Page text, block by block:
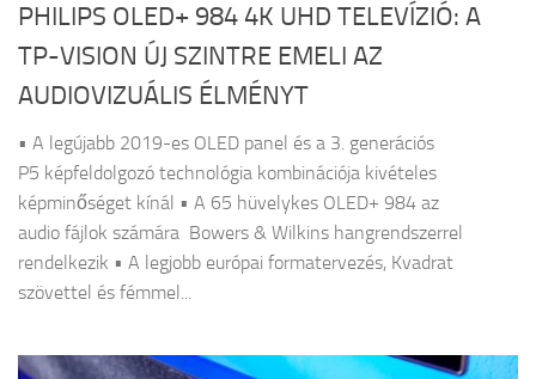
PHILIPS OLED+ 984 4K UHD TELEVÍZIÓ: A
TP-VISION ÚJ SZINTRE EMELI AZ
AUDIOVIZUÁLIS ÉLMÉNYT
• A legújabb 2019-es OLED panel és a 3. generációs
P5 képfeldolgozó technológia kombinációja kivételes
képminőséget kínál • A 65 hüvelykes OLED+ 984 az
audio fájlok számára Bowers & Wilkins hangrendszerrel
rendelkezik • A legjobb európai formatervezés, Kvadrat
szövettel és fémmel...